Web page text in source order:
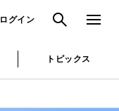
ログイン 検索 メニュ
トピックス